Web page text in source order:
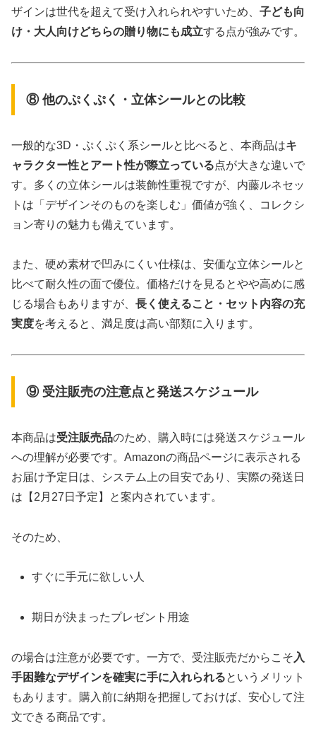
ザインは世代を超えて受け入れられやすいため、 子ども向
け・大人向けどちらの贈り物にも成立する点が強みです。
⑧ 他のぷくぷく・立体シールとの比較
一般的な3D・ぷくぷく系シールと比べると、本商品はキ
ャラクター性とアート性が際立っている点が大きな違いで
す。多くの立体シールは装飾性重視ですが、内藤ルネセッ
トは「デザインそのものを楽しむ」価値が強く、コレクシ
ョン寄りの魅力も備えています。
また、硬め素材で凹みにくい仕様は、安価な立体シールと
比べて耐久性の面で優位。価格だけを見るとやや高めに感
じる場合もありますが、 長く使えること・セット内容の充
実度を考えると、満足度は高い部類に入ります。
⑨ 受注販売の注意点と発送スケジュール
本商品は受注販売品のため、購入時には発送スケジュール
への理解が必要です。Amazonの商品ページに表示される
お届け予定日は、システム上の目安であり、実際の発送日
は【2月27日予定】と案内されています。
そのため、
すぐに手元に欲しい人
期日が決まったプレゼント用途
の場合は注意が必要です。一方で、受注販売だからこそ 入
手困難なデザインを確実に手に入れられるというメリット
もあります。購入前に納期を把握しておけば、安心して注
文できる商品です。